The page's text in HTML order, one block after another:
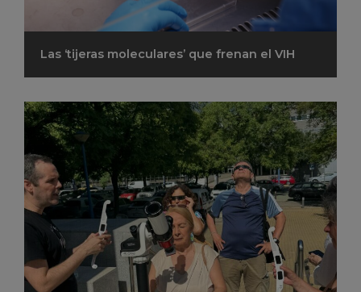
Las ‘tijeras moleculares’ que frenan el VIH